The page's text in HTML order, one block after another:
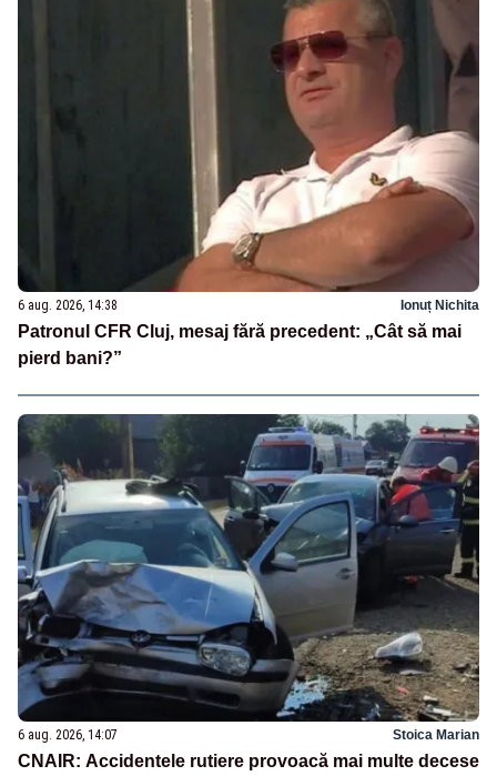
6 aug. 2026, 14:38 Ionuț Nichita
Patronul CFR Cluj, mesaj fără precedent: „Cât să mai
pierd bani?”
6 aug. 2026, 14:07 Stoica Marian
CNAIR: Accidentele rutiere provoacă mai multe decese